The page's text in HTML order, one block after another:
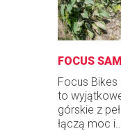
FOCUS
Focus Bikes
to
górskie z
łączą moc